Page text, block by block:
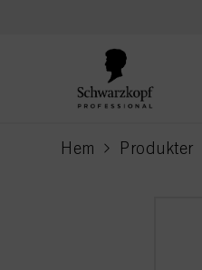
Hem Produkter